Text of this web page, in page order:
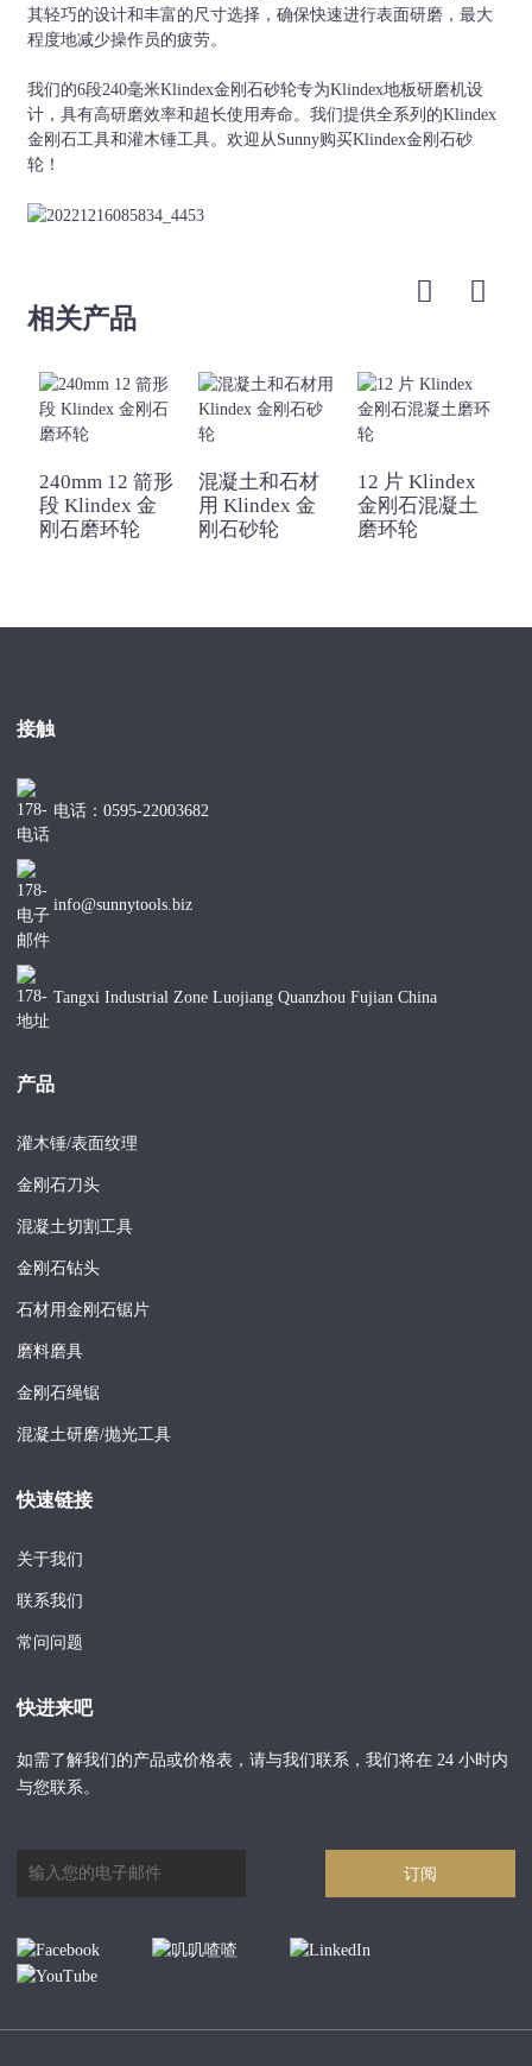
其轻巧的设计和丰富的尺寸选择，确保快速进行表面研磨，最大
程度地减少操作员的疲劳。
我们的6段240毫米Klindex金刚石砂轮专为Klindex地板研磨机设
计，具有高研磨效率和超长使用寿命。我们提供全系列的Klindex
金刚石工具和灌木锤工具。欢迎从Sunny购买Klindex金刚石砂
轮！
相关产品
240mm 12 箭形
段 Klindex 金
刚石磨环轮
混凝土和石材
用 Klindex 金
刚石砂轮
12 片 Klindex
金刚石混凝土
磨环轮
接触
电话：0595-22003682
info@sunnytools.biz
Tangxi Industrial Zone Luojiang Quanzhou Fujian China
产品
灌木锤/表面纹理
金刚石刀头
混凝土切割工具
金刚石钻头
石材用金刚石锯片
磨料磨具
金刚石绳锯
混凝土研磨/抛光工具
快速链接
关于我们
联系我们
常问问题
快进来吧
如需了解我们的产品或价格表，请与我们联系，我们将在 24 小时内
与您联系。
订阅